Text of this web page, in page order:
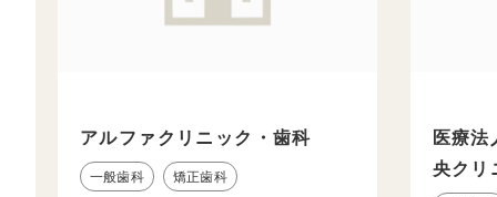
アルファクリニック・歯科
一般歯科 矯正歯科
医療法
央クリ